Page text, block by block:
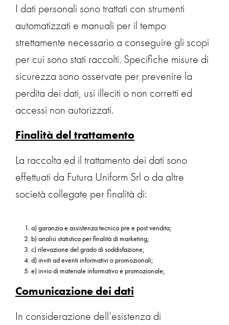
I dati personali sono trattati con strumenti
automatizzati e manuali per il tempo
strettamente necessario a conseguire gli scopi
per cui sono stati raccolti. Specifiche misure di
sicurezza sono osservate per prevenire la
perdita dei dati, usi illeciti o non corretti ed
accessi non autorizzati.
Finalità del trattamento
La raccolta ed il trattamento dei dati sono
effettuati da Futura Uniform Srl o da altre
società collegate per finalità di:
a) garanzia e assistenza tecnica pre e post vendita;
b) analisi statistica per finalità di marketing;
c) rilevazione del grado di soddisfazione;
d) inviti ad eventi informativi o promozionali;
e) invio di materiale informativo e promozionale;
Comunicazione dei dati
In considerazione dell’esistenza di